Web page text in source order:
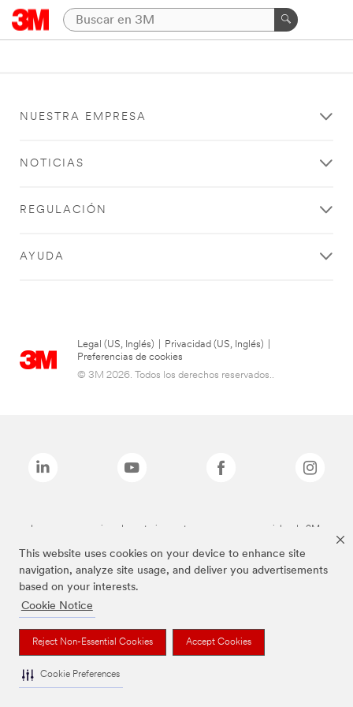
This website uses cookies on your device to enhance site
navigation, analyze site usage, and deliver you advertisements
based on your interests.
Cookie Notice
Reject Non-Essential Cookies Accept Cookies
Cookie Preferences
NUESTRA EMPRESA
NOTICIAS
REGULACIÓN
AYUDA
Legal (US, Inglés) Privacidad (US, Inglés)
Preferencias de cookies
© 3M 2026. Todos los derechos reservados..
Las marcas mencionadas anteriormente son marcas comerciales de 3M.